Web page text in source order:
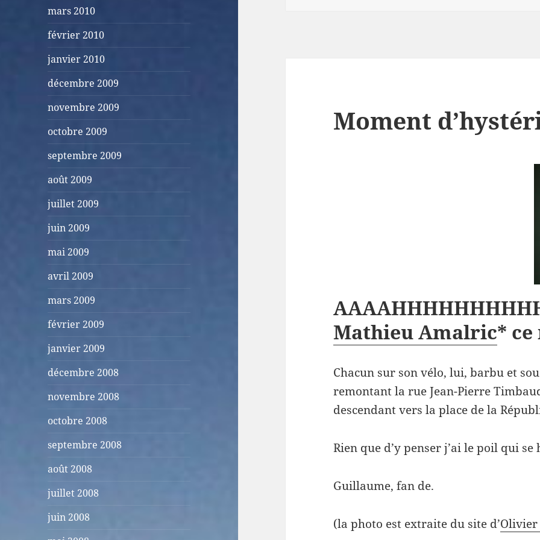
mars 2010
février 2010
janvier 2010
décembre 2009
novembre 2009
octobre 2009
septembre 2009
août 2009
juillet 2009
juin 2009
mai 2009
avril 2009
mars 2009
février 2009
janvier 2009
décembre 2008
novembre 2008
octobre 2008
septembre 2008
août 2008
juillet 2008
juin 2008
Moment
Mathieu Amalric*
Chacun sur son vélo, lui, barbu et
remontant la rue Jean-Pierre
descendant vers la place de la
Rien que d’y penser j’ai le poil qui se
Guillaume, fan de.
(la photo est extraite du site d’